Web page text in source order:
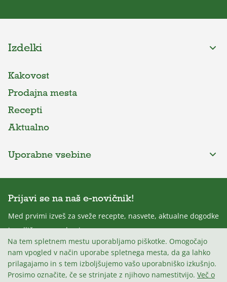
Izdelki
Kakovost
Prodajna mesta
Recepti
Aktualno
Uporabne vsebine
Prijavi se na naš e-novičnik!
Med prvimi izveš za sveže recepte, nasvete, aktualne dogodke
in odlične nagradne igre.
Na tem spletnem mestu uporabljamo piškotke. Omogočajo
nam vpogled v način uporabe spletnega mesta, da ga lahko
prilagajamo in s tem izboljšujemo vašo uporabniško izkušnjo.
Prosimo označite, če se strinjate z njihovo namestitvijo. Več o